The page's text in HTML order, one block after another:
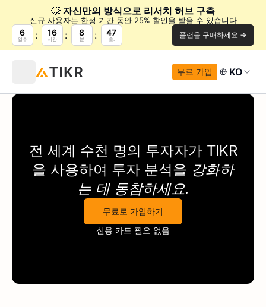
💥 자신만의 방식으로 리서치 허브 구축
신규 사용자는 한정 기간 동안 25% 할인을 받을 수 있습니다
6
일수
16
시간
8
분
47
초. 플랜을 구매하세요 →
무료 가입 KO
전 세계 수천 명의 투자자가 TIKR
을 사용하여 투자 분석을 강화하
는 데 동참하세요.
무료로 가입하기
신용 카드 필요 없음